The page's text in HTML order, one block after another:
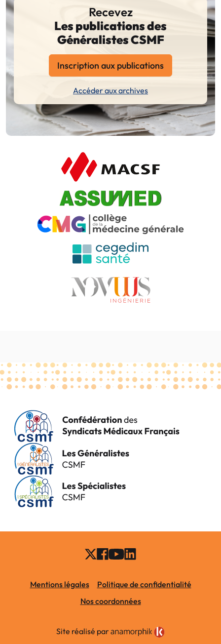
Recevez
Les publications des
Généralistes CSMF
Inscription aux publications
Accéder aux archives
Mentions légales
Politique de confidentialité
Nos coordonnées
Site réalisé par